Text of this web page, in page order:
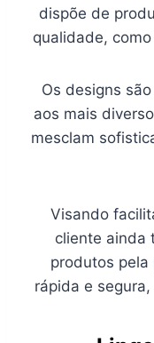
dispõe de
qualidade,
Os designs
aos mais
mesclam
Visando
cliente ainda
produtos
rápida e